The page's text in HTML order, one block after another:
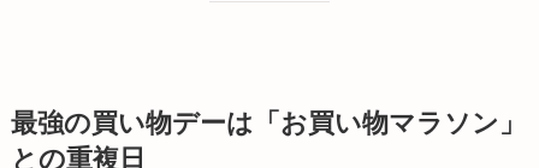
最強の買い物デーは「お買い物マラソン」
との重複日